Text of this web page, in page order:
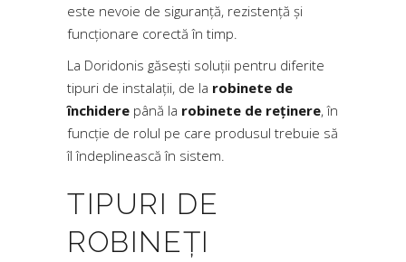
este nevoie de siguranță, rezistență și
funcționare corectă în timp.
La Doridonis găsești soluții pentru diferite
tipuri de instalații, de la robinete de
închidere până la robinete de reținere, în
funcție de rolul pe care produsul trebuie să
îl îndeplinească în sistem.
TIPURI DE
ROBINEȚI